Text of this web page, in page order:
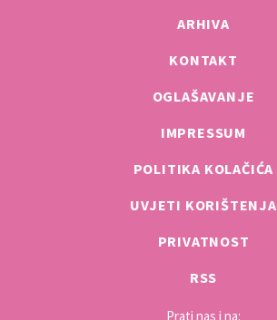
ARHIVA
KONTAKT
OGLAŠAVANJE
IMPRESSUM
POLITIKA KOLAČIĆA
UVJETI KORIŠTENJA
PRIVATNOST
RSS
Prati nas i na: